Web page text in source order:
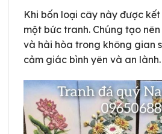
Khi bốn loại cây này được
một bức tranh. Chúng tạo
và hài hòa trong không gian
cảm giác bình yên và an lành.